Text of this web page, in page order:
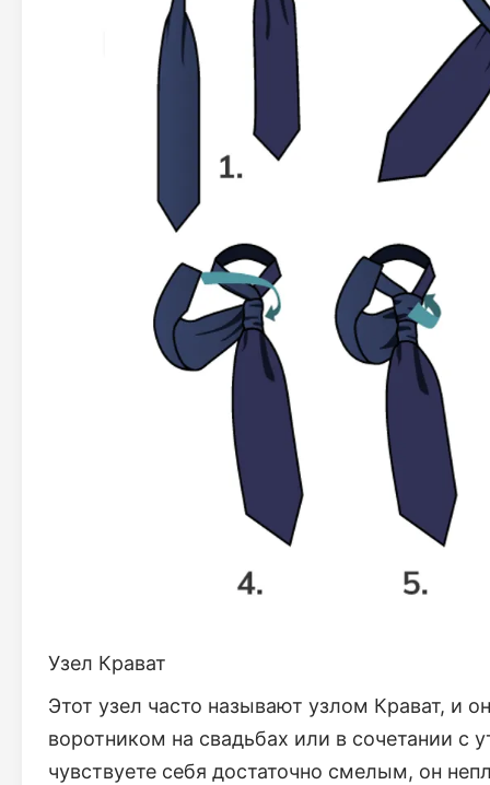
Узел Крават
Этот узел часто называют узлом Крават, и
воротником на свадьбах или в сочетании с
чувствуете себя достаточно смелым, он